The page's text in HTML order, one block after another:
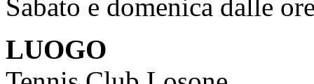
Sabato e domenica dalle
LUOGO